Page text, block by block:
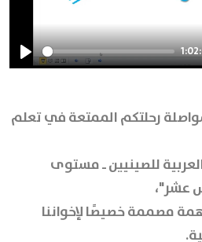
Play
رحلتكم الممتعة في تعلم
للصينيين ـ مستوى
عشر"،
مصممة خصيصًا لإخواننا